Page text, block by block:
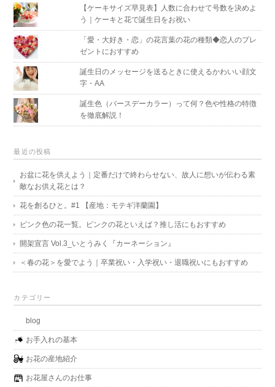
【ケーキサイズ早見表】人数に合わせて号数を決めよ
う｜ケーキと花で誕生日をお祝い
「愛・大好き・恋」の花言葉の花の種類◆恋人のプレ
ゼントにおすすめ
誕生日のメッセージを送るときに使えるかわいい顔文
字・AA
誕生色（バースデーカラー）って何？色や性格の特徴
を徹底解説！
最近の投稿
お盆に花を供えよう｜定番だけで終わらせない、故人に想いが伝わる素
敵なお供え花とは？
花を創るひと。#1 【産地：モテギ洋蘭園】
ピンク色の花一覧。ピンクの花といえば？推し活にもおすすめ
開架宣言 Vol.3_いとうみく『カーネーション』
＜春の花＞を愛でよう｜卒業祝い・入学祝い・退職祝いにもおすすめ
カテゴリー
blog
お手入れの基本
お花の産地紹介
お花屋さんのお仕事